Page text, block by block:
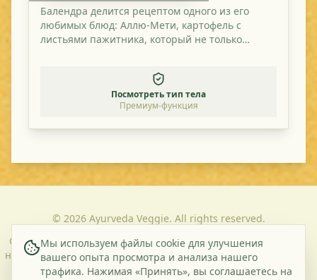
Балендра делится рецептом одного из его
любимых блюд: Аллю-Мети, картофель с
листьями пажитника, который не только
Посмотреть тип тела
Премиум-функция
© 2026Ayurveda Veggie. All rights reserved.
О
нас
Контакт
Политика
конфиденциальности
Условия и
положения
Мы используем файлы cookie для улучшения
вашего опыта просмотра и анализа нашего
трафика. Нажимая «Принять», вы соглашаетесь на